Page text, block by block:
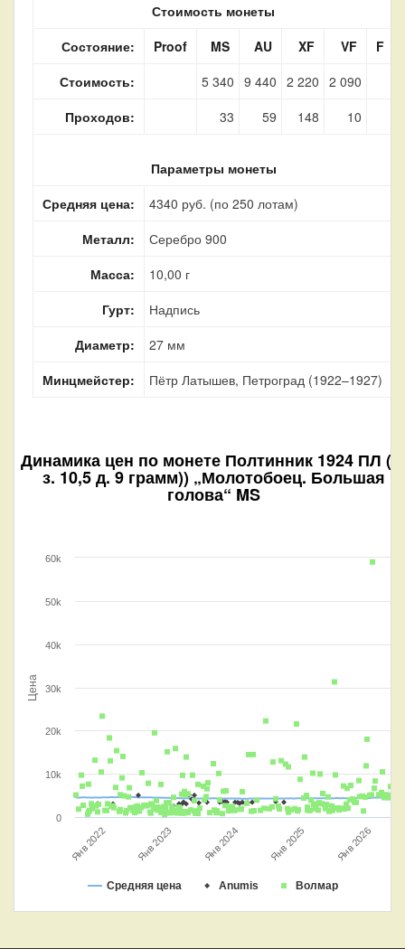
Стоимость монеты
Состояние:
Proof MS AU XF VF
F
Стоимость:
5 340 9 440 2 220 2 090
Проходов:
33 59 148 10
Параметры монеты
Средняя цена:
4340 руб. (по 250 лотам)
Металл:
Серебро 900
Масса:
10,00 г
Гурт:
Надпись
Диаметр:
27 мм
Минцмейстер:
Пётр Латышев, Петроград (1922–1927)
Динамика цен по монете Полтинник 1924 ПЛ ((2
з. 10,5 д. 9 грамм)) „Молотобоец. Большая
голова“ MS
Цена
Средняя цена Anumis Волмар
Янв 2022 Янв 2023 Янв 2024 Янв 2025 Янв 2026
0
10k
20k
30k
40k
50k
60k